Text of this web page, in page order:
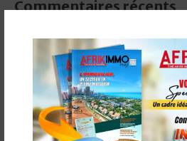
Commentaires récents
CALENDRIER
février 2024
L M M